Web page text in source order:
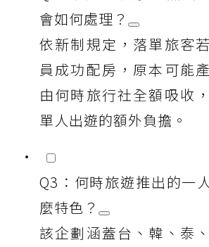
會如何處理？
依新制規定，落單旅客
員成功配房，原本可能
由何時旅行社全額吸收
單人出遊的額外負擔。
Q3：何時旅遊推出的一
麼特色？
該企劃涵蓋台、韓、泰